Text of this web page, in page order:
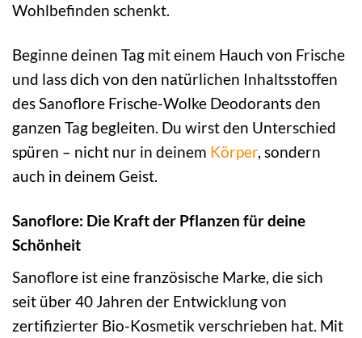
Wohlbefinden schenkt.
Beginne deinen Tag mit einem Hauch von Frische
und lass dich von den natürlichen Inhaltsstoffen
des Sanoflore Frische-Wolke Deodorants den
ganzen Tag begleiten. Du wirst den Unterschied
spüren – nicht nur in deinem Körper, sondern
auch in deinem Geist.
Sanoflore: Die Kraft der Pflanzen für deine
Schönheit
Sanoflore ist eine französische Marke, die sich
seit über 40 Jahren der Entwicklung von
zertifizierter Bio-Kosmetik verschrieben hat. Mit